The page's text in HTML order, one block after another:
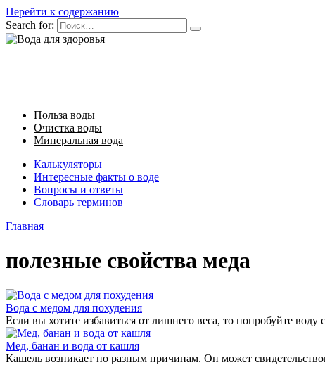
Перейти к содержанию
Search for:
Польза воды
Очистка воды
Минеральная вода
Калькуляторы
Интересные факты о воде
Вопросы и ответы
Словарь терминов
Главная
полезные свойства меда
Вода с медом для похудения
Если вы хотите избавиться от лишнего веса, то попробуйте воду
Мед, банан и вода от кашля
Кашель возникает по разным причинам. Он может